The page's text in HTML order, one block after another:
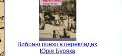
Вибрані поезії в перекладах
Юрія Буряка